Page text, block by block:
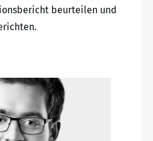
beurteilen und